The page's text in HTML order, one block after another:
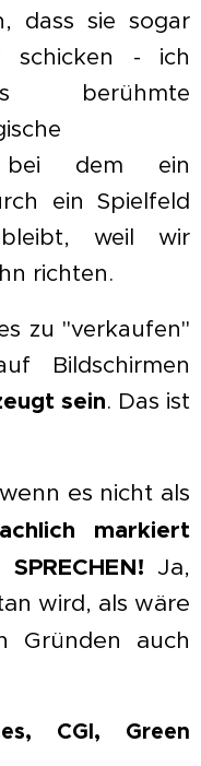
dass sie sogar
schicken - ich
berühmte
bei dem ein
ein Spielfeld
weil wir
richten.
zu "verkaufen"
Bildschirmen
sein. Das ist
es nicht als
markiert
SPRECHEN! Ja,
wird, als wäre
Gründen auch
CGI, Green